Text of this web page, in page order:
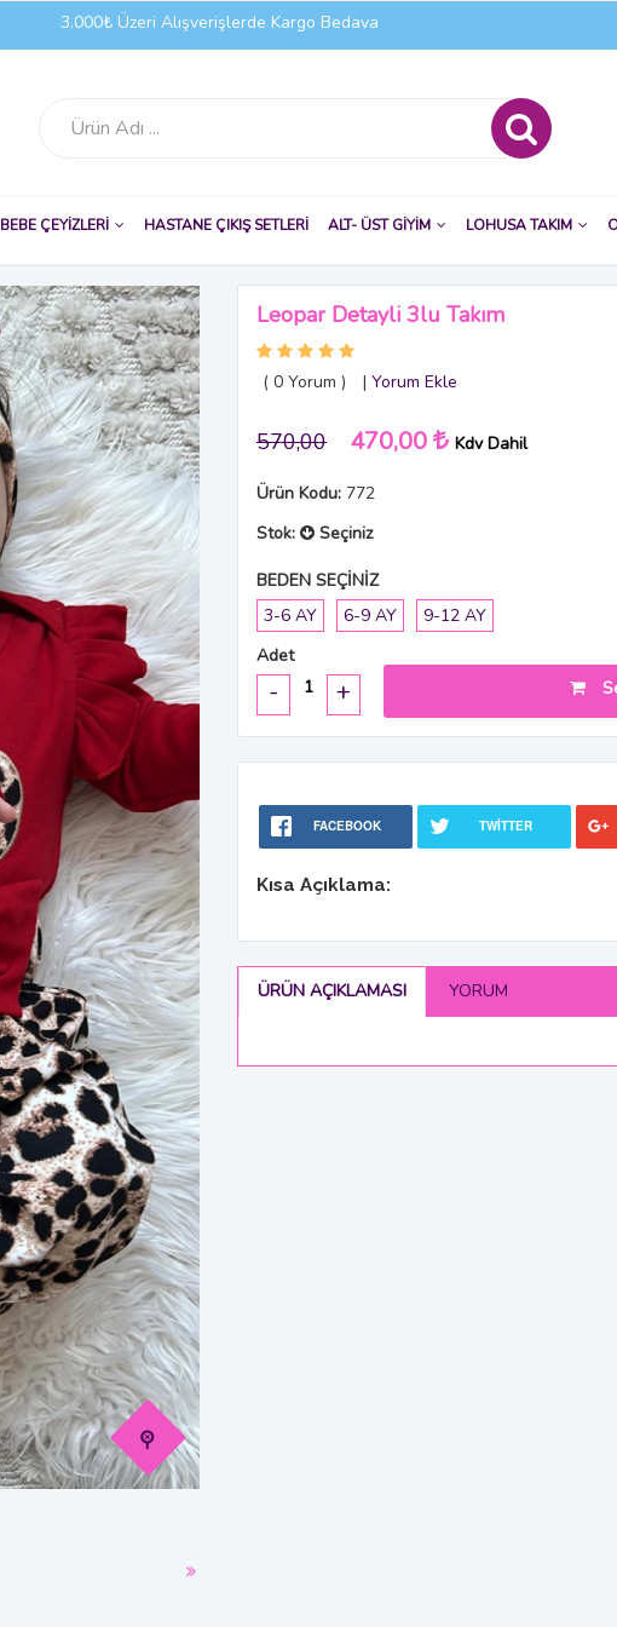
3.000₺ Üzeri Alışverişlerde Kargo Bedava
BEBE ÇEYİZLERİ HASTANE ÇIKIŞ SETLERİ ALT- ÜST GİYİM LOHUSA TAKIM
Leopar Detayli 3lu Takım
( 0 Yorum ) | Yorum Ekle
570,00 470,00 Kdv Dahil
Ürün Kodu: 772
Stok:
Seçiniz
BEDEN SEÇİNİZ
3-6 AY
6-9 AY
9-12 AY
Adet
- +
FACEBOOK TWITTER
Kısa Açıklama:
ÜRÜN AÇIKLAMASI YORUM